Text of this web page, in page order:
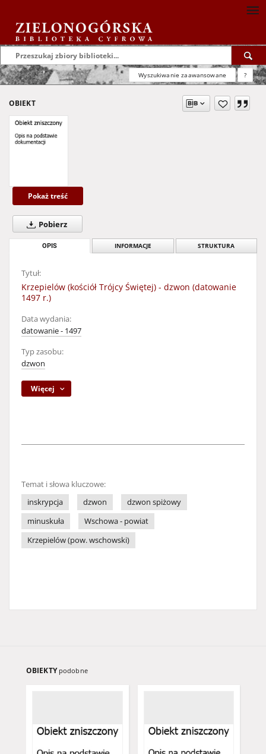
Wyszukiwanie zaawansowane ?
OBIEKT
Pokaż treść
Pobierz
OPIS INFORMACJE STRUKTURA
Tytuł:
Krzepielów (kościół Trójcy Świętej) - dzwon (datowanie
1497 r.)
Data wydania:
datowanie - 1497
Typ zasobu:
dzwon
Więcej
Temat i słowa kluczowe:
inskrypcja
dzwon
dzwon spiżowy
minuskuła
Wschowa - powiat
Krzepielów (pow. wschowski)
OBIEKTY podobne